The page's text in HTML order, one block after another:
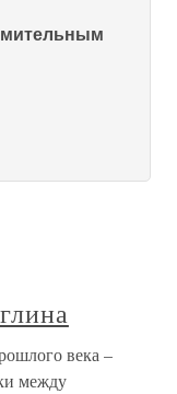
века –
между